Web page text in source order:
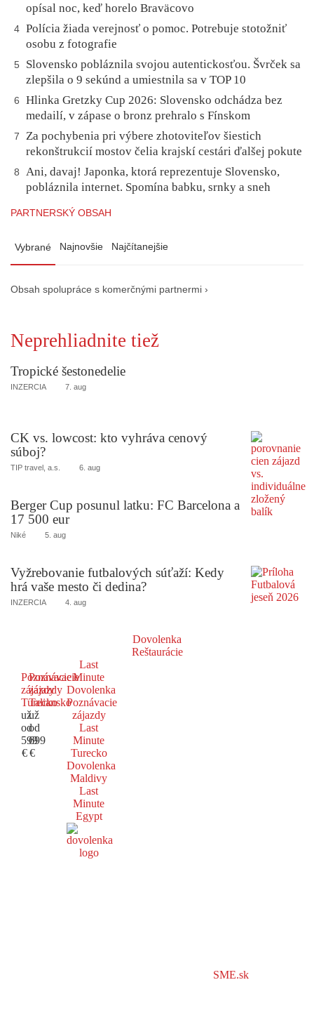
opísal noc, keď horelo Braväcovo
4 Polícia žiada verejnosť o pomoc. Potrebuje stotožniť
osobu z fotografie
5
Slovensko pobláznila svojou autentickosťou. Švrček sa
zlepšila o 9 sekúnd a umiestnila sa v TOP 10
6
Hlinka Gretzky Cup 2026: Slovensko odchádza bez
medailí, v zápase o bronz prehralo s Fínskom
7
Za pochybenia pri výbere zhotoviteľov šiestich
rekonštrukcií mostov čelia krajskí cestári ďalšej pokute
8
Ani, davaj! Japonka, ktorá reprezentuje Slovensko,
pobláznila internet. Spomína babku, srnky a sneh
PARTNERSKÝ OBSAH
Vybrané Najnovšie Najčítanejšie
Obsah spolupráce s komerčnými partnermi ›
Neprehliadnite tiež
Tropické šestonedelie
INZERCIA 7. aug
CK vs. lowcost: kto vyhráva cenový
súboj?
TIP travel, a.s. 6. aug
Berger Cup posunul latku: FC Barcelona a
17 500 eur
Niké 5. aug
Vyžrebovanie futbalových súťaží: Kedy
hrá vaše mesto či dedina?
INZERCIA 4. aug
Dovolenka
Reštaurácie
Poznávacie
zájazdy
Turecko
už
od
599
€
Poznávacie
zájazdy
Taliansko
už
od
699
€
Last
Minute
Dovolenka
Poznávacie
zájazdy
Last
Minute
Turecko
Dovolenka
Maldivy
Last
Minute
Egypt
SME.sk